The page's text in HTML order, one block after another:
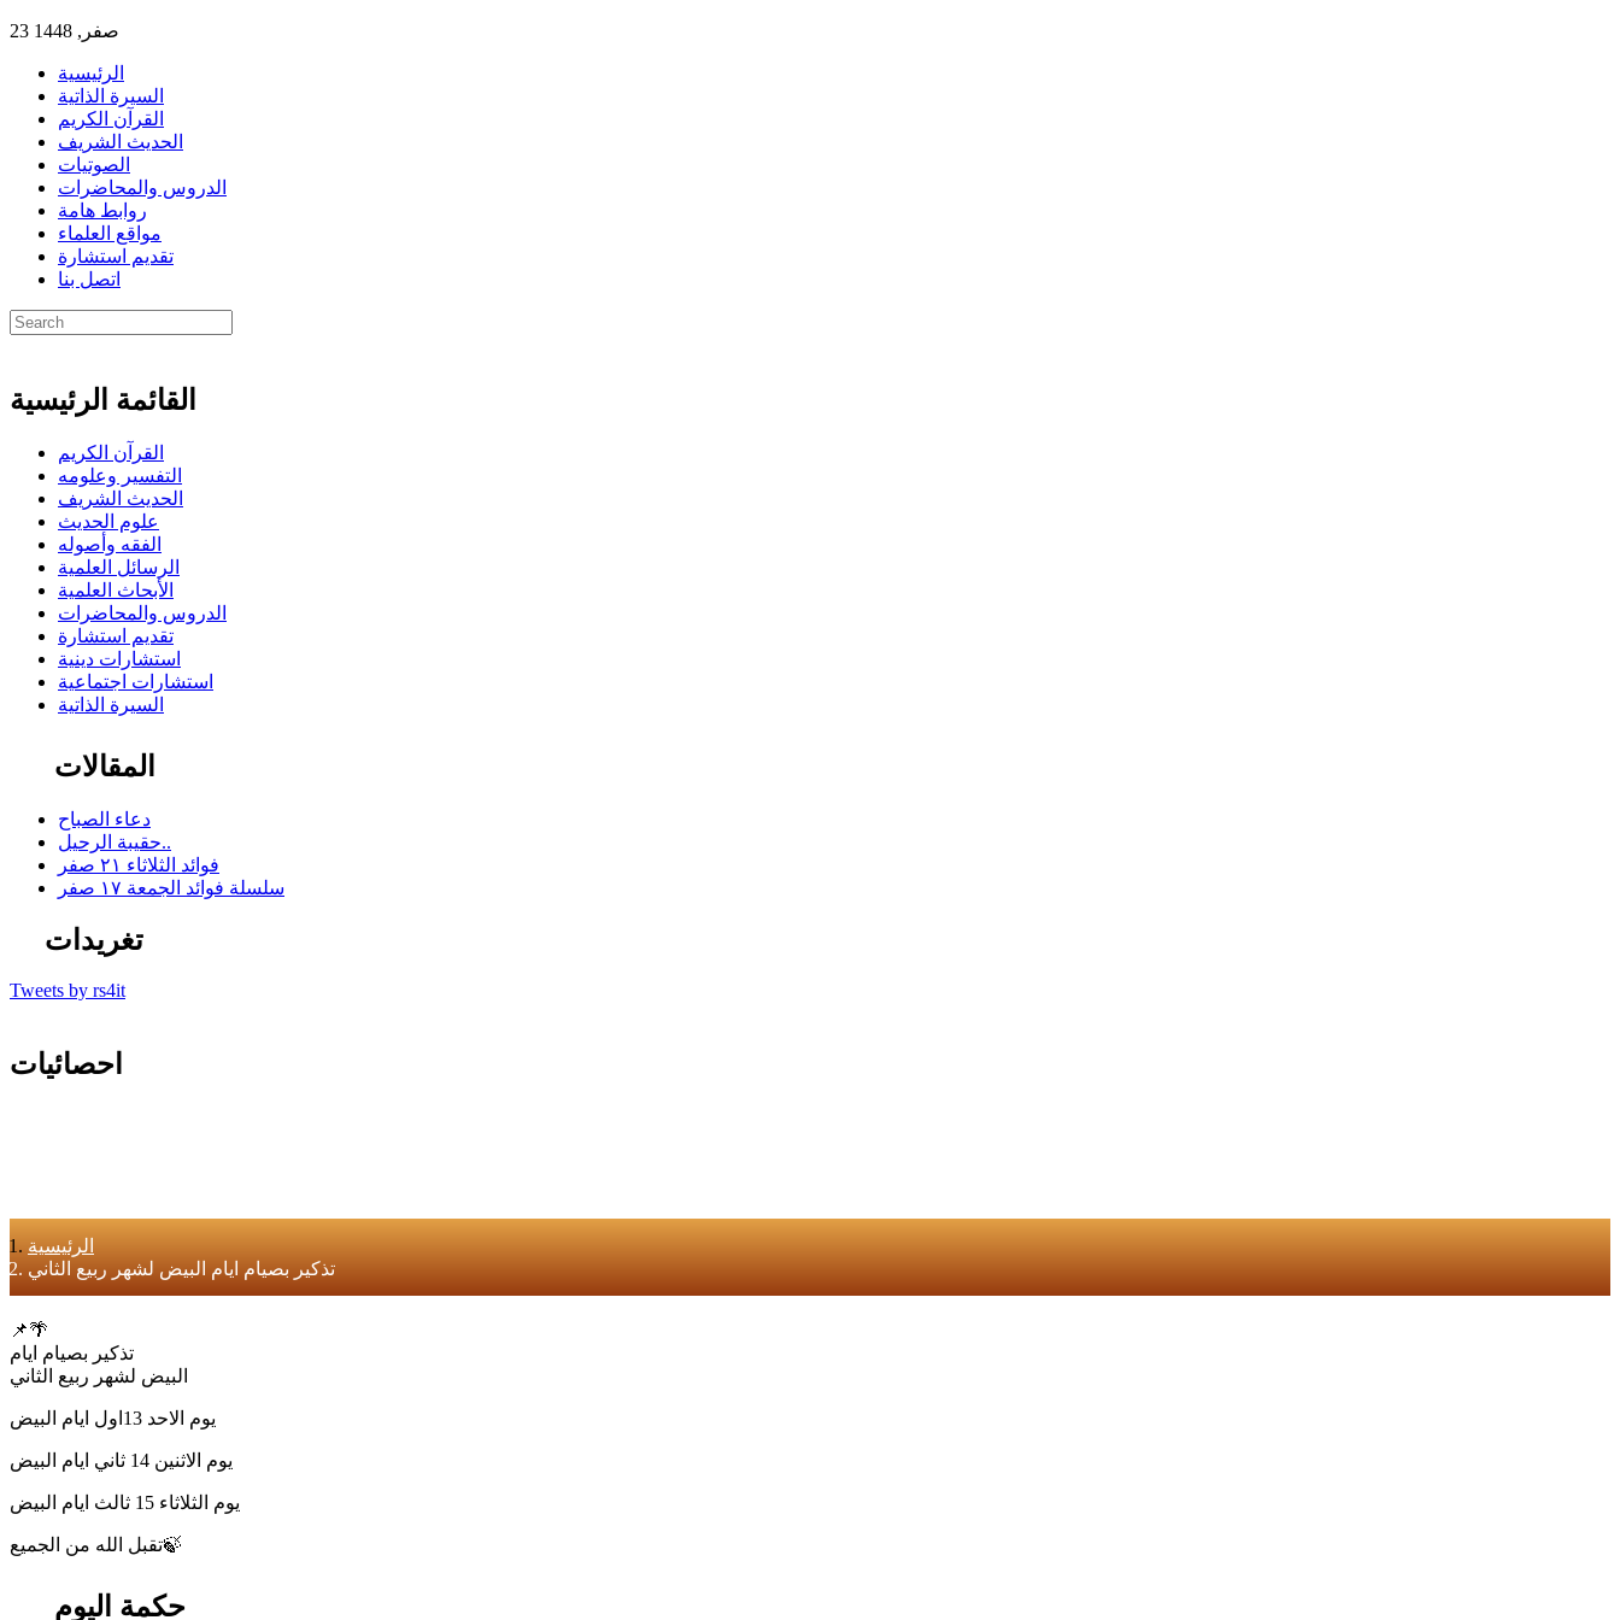
23 صفر, 1448
الرئيسية
السيرة الذاتية
القرآن الكريم
الحديث الشريف
الصوتيات
الدروس والمحاضرات
روابط هامة
مواقع العلماء
تقديم استشارة
اتصل بنا
القائمة الرئيسية
القرآن الكريم
التفسير وعلومه
الحديث الشريف
علوم الحديث
الفقه وأصوله
الرسائل العلمية
الأبحاث العلمية
الدروس والمحاضرات
تقديم استشارة
استشارات دينية
استشارات اجتماعية
السيرة الذاتية
المقالات
دعاء الصباح
حقيبة الرحيل..
فوائد الثلاثاء ٢١ صفر
سلسلة فوائد الجمعة ١٧ صفر
تغريدات
Tweets by rs4it
احصائيات
الرئيسية
تذكير بصيام ايام البيض لشهر ربيع الثاني
📌🌴
تذكير بصيام ايام
البيض لشهر ربيع الثاني
يوم الاحد 13اول ايام البيض
يوم الاثنين 14 ثاني ايام البيض
يوم الثلاثاء 15 ثالث ايام البيض
تقبل الله من الجميع🍃
حكمة اليوم